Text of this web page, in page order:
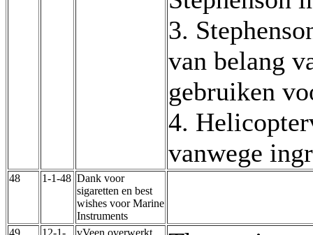
3.
van belang
gebruiken
4.
vanwege
48 1-1-48 Dank voor
sigaretten en best
wishes voor Marine
Instruments